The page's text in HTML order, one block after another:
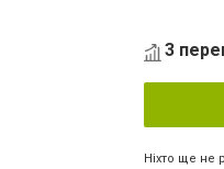
3
Ніхто ще не